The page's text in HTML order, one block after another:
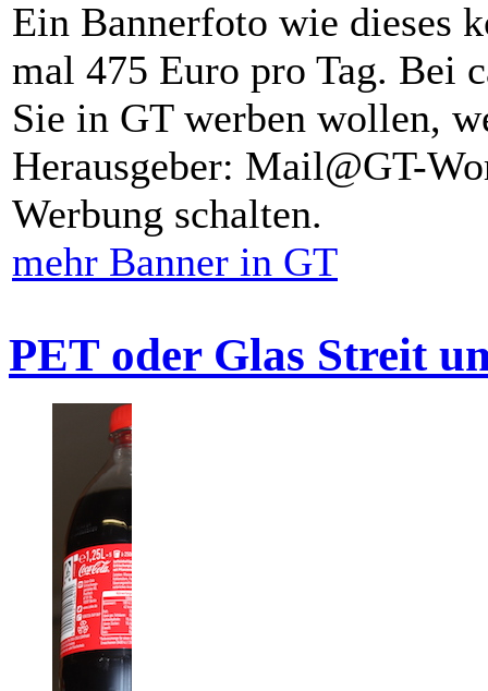
Ein Bannerfoto wie dieses
mal 475 Euro pro Tag. Bei
Sie in GT werben wollen,
Herausgeber: Mail@GT-
Werbung schalten.
mehr Banner in GT
PET oder Glas Streit